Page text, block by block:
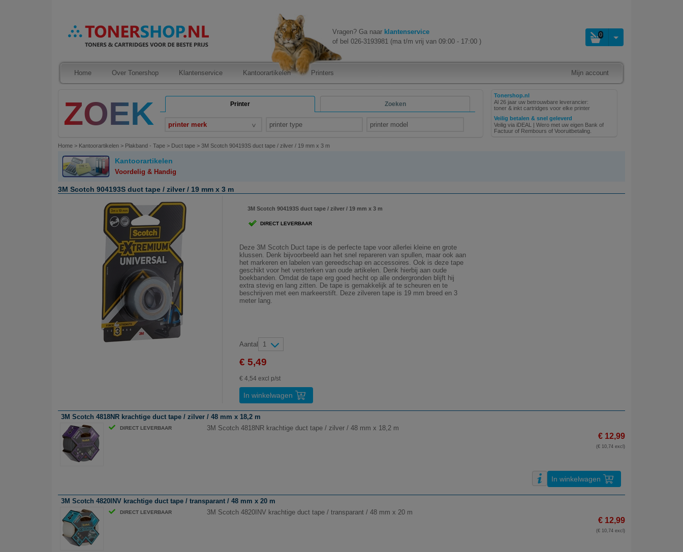
Vragen? Ga naar klantenservice
of bel 026-3193981 (ma t/m vrij van 09:00 - 17:00 )
0
Home Over Tonershop Klantenservice Kantoorartikelen Printers Mijn account
Printer Zoeken
printer merk printer type printer model
Tonershop.nl
Al 26 jaar uw betrouwbare leverancier:
toner & inkt cartridges voor elke printer
Veilig betalen & snel geleverd
Veilig via iDEAL | Wero met uw eigen Bank of
Factuur of Rembours of Vooruitbetaling.
Home > Kantoorartikelen > Plakband - Tape > Duct tape > 3M Scotch 904193S duct tape / zilver / 19 mm x 3 m
Kantoorartikelen
Voordelig & Handig
3M Scotch 904193S duct tape / zilver / 19 mm x 3 m
3M Scotch 904193S duct tape / zilver / 19 mm x 3 m
DIRECT LEVERBAAR
Deze 3M Scotch Duct tape is de perfecte tape voor allerlei kleine en grote
klussen. Denk bijvoorbeeld aan het snel repareren van spullen, maar ook aan
het markeren en labelen van gereedschap en accessoires. Ook is deze tape
geschikt voor het versterken van oude artikelen. Denk hierbij aan oude
boekbanden. Omdat de tape erg goed hecht op alle ondergronden blijft hij
extra stevig en lang zitten. De tape is gemakkelijk af te scheuren en te
beschrijven met een markeerstift. Deze zilveren tape is 19 mm breed en 3
meter lang.
Aantal 1
€ 5,49
€ 4,54 excl p/st
In winkelwagen
3M Scotch 4818NR krachtige duct tape / zilver / 48 mm x 18,2 m
DIRECT LEVERBAAR 3M Scotch 4818NR krachtige duct tape / zilver / 48 mm x 18,2 m
€ 12,99
(€ 10,74 excl)
In winkelwagen
3M Scotch 4820INV krachtige duct tape / transparant / 48 mm x 20 m
DIRECT LEVERBAAR 3M Scotch 4820INV krachtige duct tape / transparant / 48 mm x 20 m
€ 12,99
(€ 10,74 excl)